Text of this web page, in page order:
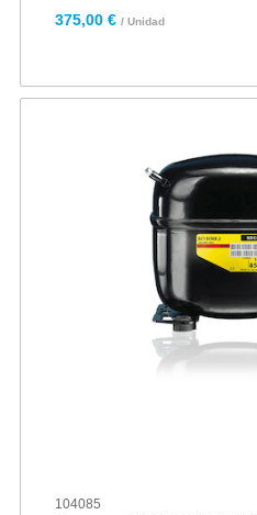
375,00 € / Unidad
104085